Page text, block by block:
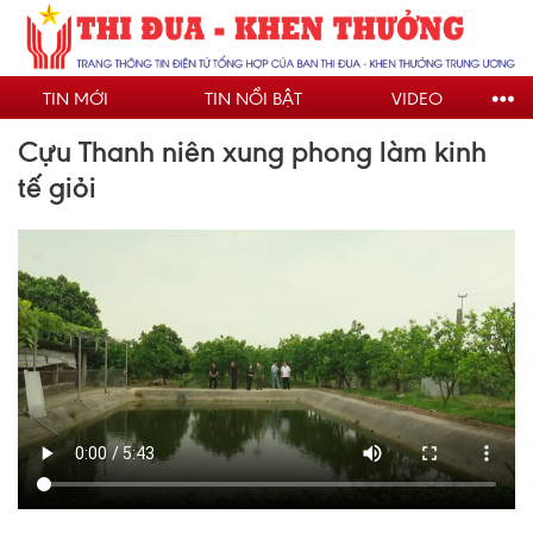
Nhảy
đến
nội
dungTIN MỚI TIN NỔI BẬT VIDEO
Cựu Thanh niên xung phong làm kinh
tế giỏi